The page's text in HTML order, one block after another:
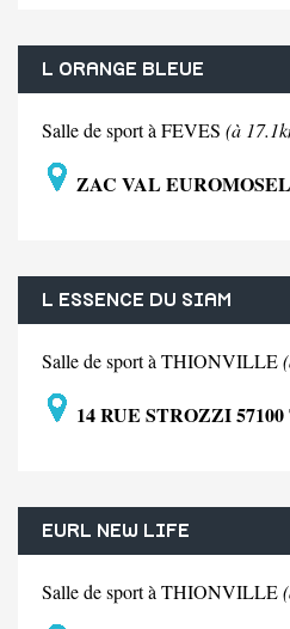
L ORANGE BLEUE
Salle de sport à FEVES (à
ZAC VAL
L ESSENCE DU SIAM
Salle de sport à THIONVILLE
14 RUE STROZZI
EURL NEW LIFE
Salle de sport à THIONVILLE